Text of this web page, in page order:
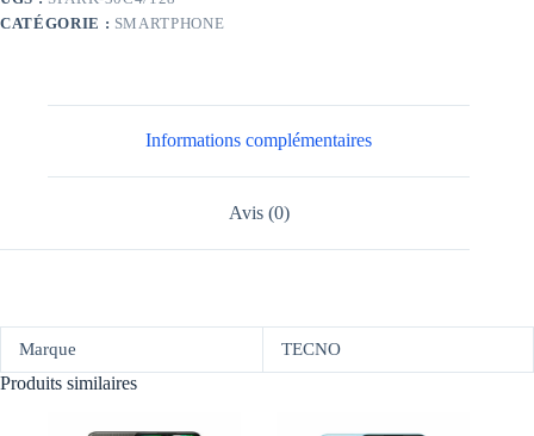
128
Go
CATÉGORIE : SMARTPHONE
Informations complémentaires
Avis (0)
Marque TECNO
Produits similaires